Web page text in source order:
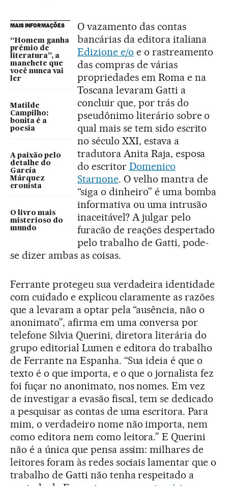
MAIS INFORMAÇÕES
“Homem ganha
prêmio de
literatura”, a
manchete que
você nunca vai
ler
Matilde
Campilho:
bonita é a
poesia
A paixão pelo
detalhe do
García
Márquez
cronista
O livro mais
misterioso do
mundo
O vazamento das contas
bancárias da editora italiana
Edizione e/o e o rastreamento
das compras de várias
propriedades em Roma e na
Toscana levaram Gatti a
concluir que, por trás do
pseudônimo literário sobre o
qual mais se tem sido escrito
no século XXI, estava a
tradutora Anita Raja, esposa
do escritor Domenico
Starnone. O velho mantra de
“siga o dinheiro” é uma bomba
informativa ou uma intrusão
inaceitável? A julgar pelo
furacão de reações despertado
pelo trabalho de Gatti, pode-
se dizer ambas as coisas.
Ferrante protegeu sua verdadeira identidade
com cuidado e explicou claramente as razões
que a levaram a optar pela “ausência, não o
anonimato”, afirma em uma conversa por
telefone Silvia Querini, diretora literária do
grupo editorial Lumen e editora do trabalho
de Ferrante na Espanha. “Sua ideia é que o
texto é o que importa, e o que o jornalista fez
foi fuçar no anonimato, nos nomes. Em vez
de investigar a evasão fiscal, tem se dedicado
a pesquisar as contas de uma escritora. Para
mim, o verdadeiro nome não importa, nem
como editora nem como leitora.” E Querini
não é a única que pensa assim: milhares de
leitores foram às redes sociais lamentar que o
trabalho de Gatti não tenha respeitado a